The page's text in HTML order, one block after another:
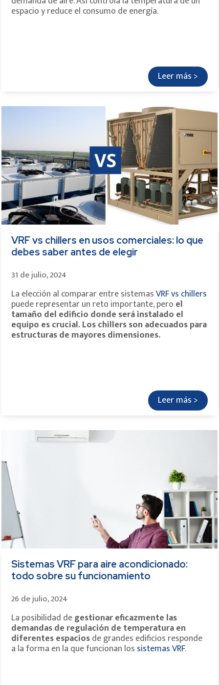
espacio y reduce el consumo de energía.
Leer más >
VRF vs chillers en usos comerciales: lo que
debes saber antes de elegir
31 de julio, 2024
La elección al comparar entre sistemasVRF vs chillers
puede representar un reto importante, pero el
tamaño del edificio donde será instalado el
equipo es crucial. Los chillers son adecuados para
estructuras de mayores dimensiones.
Leer más >
Sistemas VRF para aire acondicionado:
todo sobre su funcionamiento
26 de julio, 2024
La posibilidad degestionar eficazmente las
demandas de regulación de temperatura en
diferentes espaciosde grandes edificios responde
a la forma en la que funcionan los sistemas VRF.